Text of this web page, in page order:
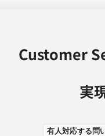
Customer
実
有人対応する問